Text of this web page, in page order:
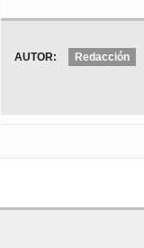
AUTOR: Redacción